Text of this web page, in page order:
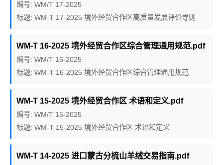
编号: WM/T 17-2025
标题: WM-T 17-2025 境外经贸合作区高质量发展评价导则
WM-T 16-2025 境外经贸合作区综合管理通用规范.pdf
编号: WM/T 16-2025
标题: WM-T 16-2025 境外经贸合作区综合管理通用规范
WM-T 15-2025 境外经贸合作区 术语和定义.pdf
编号: WM/T 15-2025
标题: WM-T 15-2025 境外经贸合作区 术语和定义
WM-T 14-2025 进口蒙古分梳山羊绒交易指南.pdf